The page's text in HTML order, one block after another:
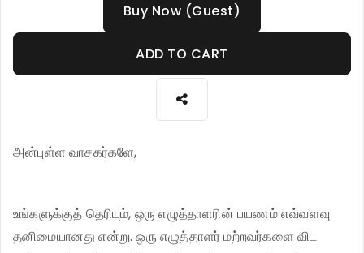
Buy Now (Guest)
ADD TO CART
அன்புள்ள வாசகர்களே,
உங்களுக்குத் தெரியும், ஒரு எழுத்தாளரின் பயணம் எவ்வளவு
தனிமையானது என்று. ஒரு எழுத்தாளர் மற்றவர்களை விட